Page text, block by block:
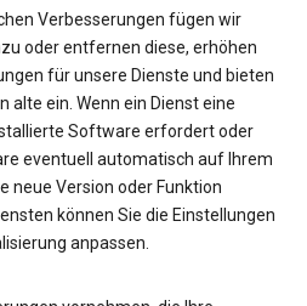
Verbesserungen fügen wir
oder entfernen diese, erhöhen
für unsere Dienste und bieten
alte ein. Wenn ein Dienst eine
Software erfordert oder
eventuell automatisch auf Ihrem
neue Version oder Funktion
können Sie die Einstellungen
anpassen.